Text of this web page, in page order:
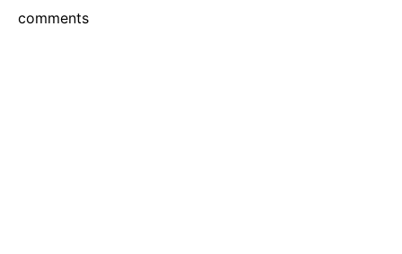
comments